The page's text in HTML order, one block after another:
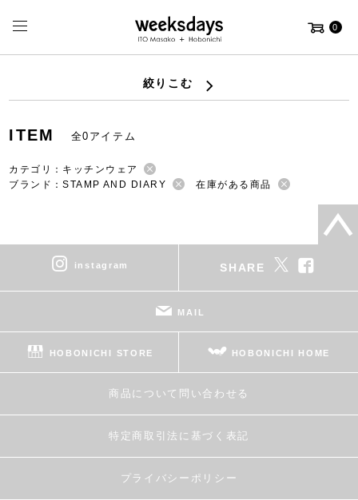
0
絞りこむ
ITEM 全0アイテム
カテゴリ：キッチンウェア
ブランド：STAMP AND DIARY
在庫がある商品
instagram SHARE
MAIL
HOBONICHI STORE HOBONICHI HOME
商品について問い合わせる
特定商取引法に基づく表記
プライバシーポリシー